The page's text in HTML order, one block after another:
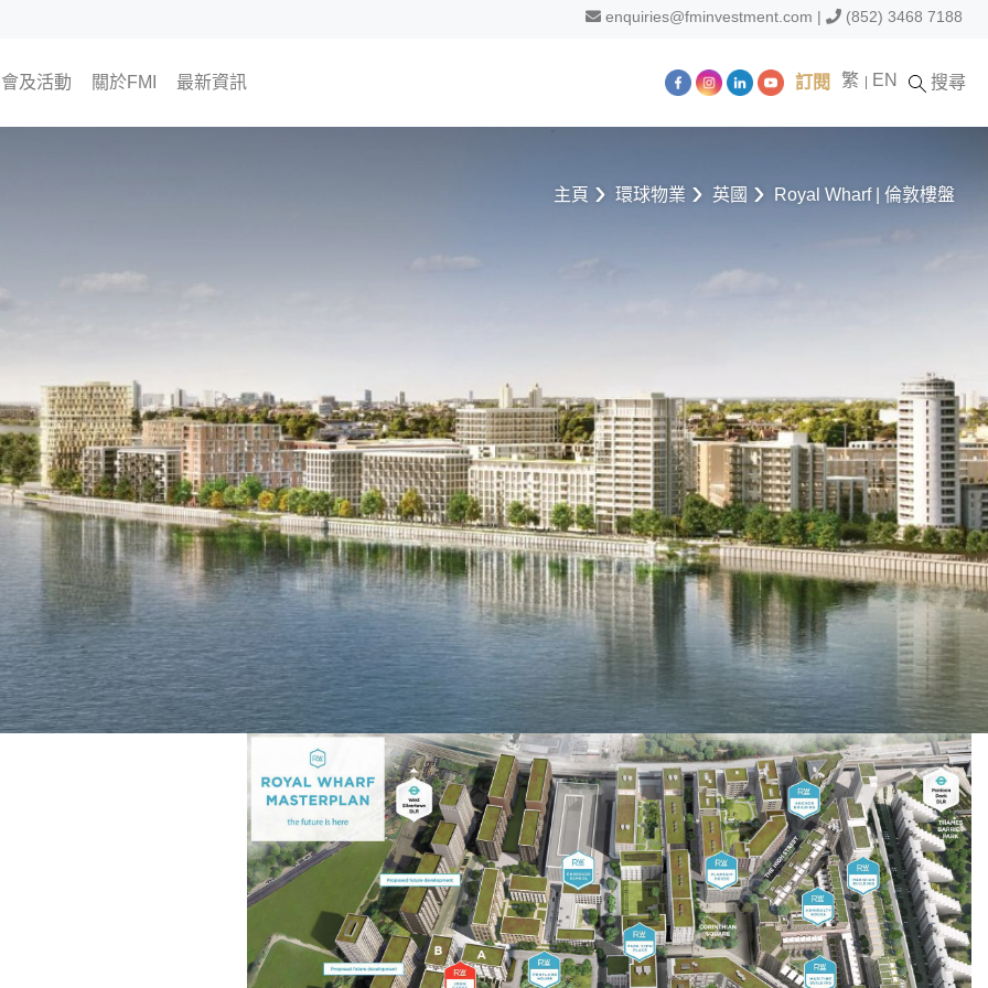
enquiries@fminvestment.com | (852) 3468 7188
及活動
舉行
活動
關於FMI
為何選擇FMI FMI Japan 日本房地產開發商
我們的CEO及COO
我們的顧問團隊
The Finest Moment 尊貴會員計劃
會員活動
聯絡我們
加入我們
最新資訊
海外樓市資訊
FMI專欄 置業資訊
翔勝之道
生活角度
FMI頻道
訂閱 繁 EN 搜尋
主頁 環球物業 英國 Royal Wharf | 倫敦樓盤